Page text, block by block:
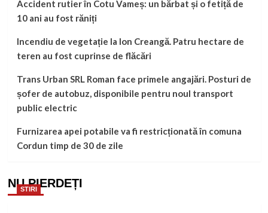
Accident rutier în Cotu Vameș: un bărbat și o fetiță de
10 ani au fost răniți
Incendiu de vegetație la Ion Creangă. Patru hectare de
teren au fost cuprinse de flăcări
Trans Urban SRL Roman face primele angajări. Posturi de
șofer de autobuz, disponibile pentru noul transport
public electric
Furnizarea apei potabile va fi restricționată în comuna
Cordun timp de 30 de zile
NU PIERDEȚI
STIRI